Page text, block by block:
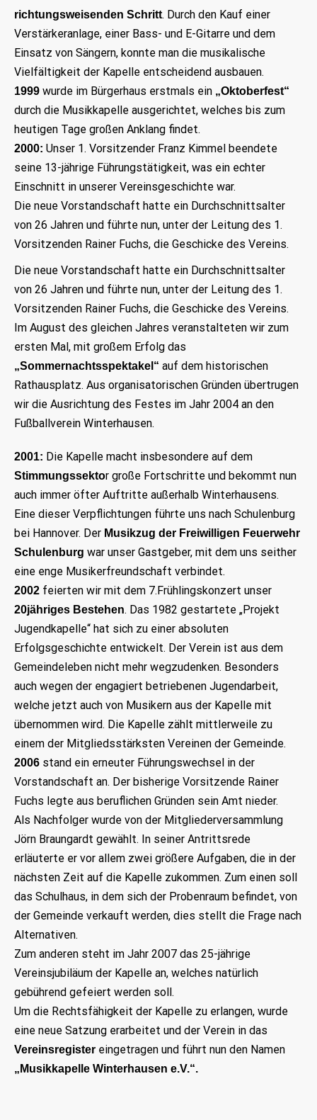
richtungsweisenden Schritt. Durch den Kauf einer
Verstärkeranlage, einer Bass- und E-Gitarre und dem
Einsatz von Sängern, konnte man die musikalische
Vielfältigkeit der Kapelle entscheidend ausbauen.
1999 wurde im Bürgerhaus erstmals ein „Oktoberfest“
durch die Musikkapelle ausgerichtet, welches bis zum
heutigen Tage großen Anklang findet.
2000: Unser 1. Vorsitzender Franz Kimmel beendete
seine 13-jährige Führungstätigkeit, was ein echter
Einschnitt in unserer Vereinsgeschichte war.
Die neue Vorstandschaft hatte ein Durchschnittsalter
von 26 Jahren und führte nun, unter der Leitung des 1.
Vorsitzenden Rainer Fuchs, die Geschicke des Vereins.
Die neue Vorstandschaft hatte ein Durchschnittsalter
von 26 Jahren und führte nun, unter der Leitung des 1.
Vorsitzenden Rainer Fuchs, die Geschicke des Vereins.
Im August des gleichen Jahres veranstalteten wir zum
ersten Mal, mit großem Erfolg das
„Sommernachtsspektakel“ auf dem historischen
Rathausplatz. Aus organisatorischen Gründen übertrugen
wir die Ausrichtung des Festes im Jahr 2004 an den
Fußballverein Winterhausen.
2001: Die Kapelle macht insbesondere auf dem
Stimmungssektor große Fortschritte und bekommt nun
auch immer öfter Auftritte außerhalb Winterhausens.
Eine dieser Verpflichtungen führte uns nach Schulenburg
bei Hannover. Der Musikzug der Freiwilligen Feuerwehr
Schulenburg war unser Gastgeber, mit dem uns seither
eine enge Musikerfreundschaft verbindet.
2002 feierten wir mit dem 7.Frühlingskonzert unser
20jähriges Bestehen. Das 1982 gestartete „Projekt
Jugendkapelle“ hat sich zu einer absoluten
Erfolgsgeschichte entwickelt. Der Verein ist aus dem
Gemeindeleben nicht mehr wegzudenken. Besonders
auch wegen der engagiert betriebenen Jugendarbeit,
welche jetzt auch von Musikern aus der Kapelle mit
übernommen wird. Die Kapelle zählt mittlerweile zu
einem der Mitgliedsstärksten Vereinen der Gemeinde.
2006 stand ein erneuter Führungswechsel in der
Vorstandschaft an. Der bisherige Vorsitzende Rainer
Fuchs legte aus beruflichen Gründen sein Amt nieder.
Als Nachfolger wurde von der Mitgliederversammlung
Jörn Braungardt gewählt. In seiner Antrittsrede
erläuterte er vor allem zwei größere Aufgaben, die in der
nächsten Zeit auf die Kapelle zukommen. Zum einen soll
das Schulhaus, in dem sich der Probenraum befindet, von
der Gemeinde verkauft werden, dies stellt die Frage nach
Alternativen.
Zum anderen steht im Jahr 2007 das 25-jährige
Vereinsjubiläum der Kapelle an, welches natürlich
gebührend gefeiert werden soll.
Um die Rechtsfähigkeit der Kapelle zu erlangen, wurde
eine neue Satzung erarbeitet und der Verein in das
Vereinsregister eingetragen und führt nun den Namen
„Musikkapelle Winterhausen e.V.“.